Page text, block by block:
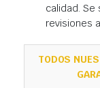
calidad.
revisiones
TODOS